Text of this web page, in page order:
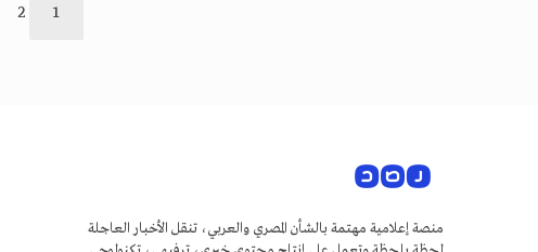
1
2
منصة إعلامية مهتمة بالشأن المصري والعربي، تنقل الأخبار العاجلة